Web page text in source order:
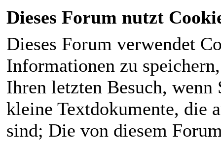
Dieses Forum nutzt
Dieses Forum verwendet
Informationen zu
Ihren letzten Besuch,
kleine Textdokumente, die
sind; Die von diesem